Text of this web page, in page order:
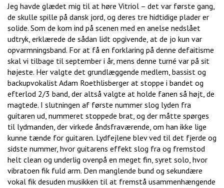
Jeg havde glædet mig til at høre Vitriol – det var første gang,
de skulle spille på dansk jord, og deres tre hidtidige plader er
solide. Som de kom ind på scenen med en anelse nedslået
udtryk, erklærede de sådan lidt opgivende, at de jo kun var
opvarmningsband. For at få en forklaring på denne defaitisme
skal vi tilbage til september i år, mens denne turné var på sit
højeste. Her valgte det grundlæggende medlem, bassist og
backupvokalist Adam Roethlisberger at stoppe i bandet og
efterlod 2/3 band, der altså valgte at holde fanen så højt, de
magtede. I slutningen af første nummer slog lyden fra
guitaren ud, nummeret stoppede brat, og der måtte spørges
til lydmanden, der virkede åndsfraværende, om han ikke lige
kunne tænde for guitaren. Lydfejlene blev ved til det fjerde og
sidste nummer, hvor guitarens effekt slog fra og fremstod
helt clean og underlig ovenpå en meget fin, syret solo, hvor
vibratoen fik fuld arm. Den manglende bund og sekundære
vokal fik desuden musikken til at fremstå usammenhængende